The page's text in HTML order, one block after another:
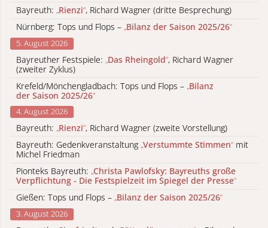
Bayreuth: „Rienzi“, Richard Wagner (dritte Besprechung)
Nürnberg: Tops und Flops – „Bilanz der Saison 2025/26“
5. August 2026
Bayreuther Festspiele: „Das Rheingold“, Richard Wagner
(zweiter Zyklus)
Krefeld/Mönchengladbach: Tops und Flops – „Bilanz
der Saison 2025/26“
4. August 2026
Bayreuth: „Rienzi“, Richard Wagner (zweite Vorstellung)
Bayreuth: Gedenkveranstaltung „Verstummte Stimmen“ mit
Michel Friedman
Pionteks Bayreuth: „Christa Pawlofsky: Bayreuths große
Verpflichtung - Die Festspielzeit im Spiegel der Presse“
Gießen: Tops und Flops – „Bilanz der Saison 2025/26“
3. August 2026